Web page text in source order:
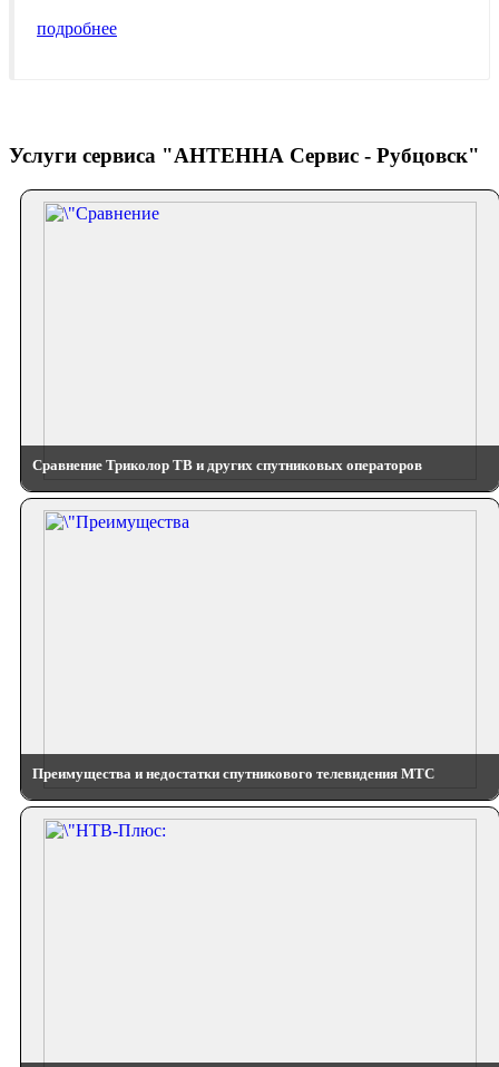
подробнее
Услуги сервиса "АНТЕННА Сервис - Рубцовск"
Сравнение Триколор ТВ и других спутниковых операторов
Преимущества и недостатки спутникового телевидения МТС